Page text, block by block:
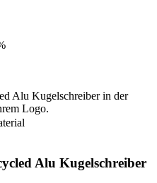
Alu Kugelschreiber